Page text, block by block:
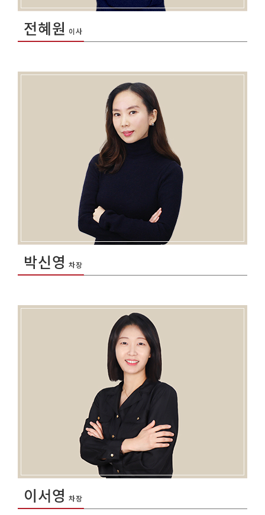
전혜원 이사
박신영 차장
이서영 차장